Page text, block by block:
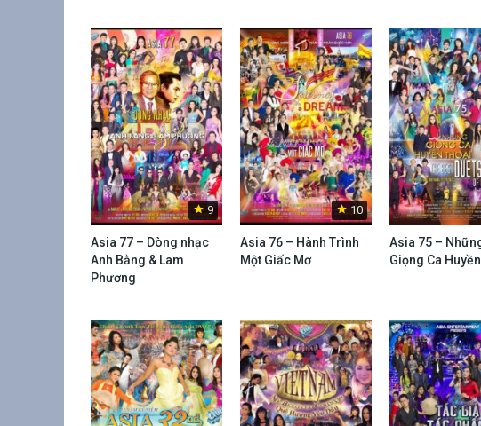
9
Asia 77 – Dòng nhạc
Anh Bằng & Lam
Phương
10
Asia 76 – Hành Trình
Một Giấc Mơ
Asia 75 –
Giọng Ca